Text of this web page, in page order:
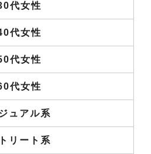
代女性
代女性
代女性
代女性
ュアル系
リート系